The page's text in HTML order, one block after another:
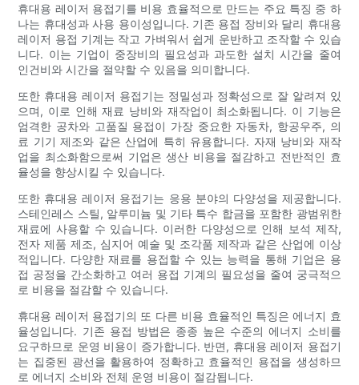
휴대용 레이저 용접기를 비용 효율적으로 만드는 주요 특징 중 하
나는 휴대성과 사용 용이성입니다. 기존 용접 장비와 달리 휴대용
레이저 용접 기계는 작고 가벼워서 쉽게 운반하고 조작할 수 있습
니다. 이는 기업이 중장비의 필요성과 과도한 설치 시간을 줄여
인건비와 시간을 절약할 수 있음을 의미합니다.
또한 휴대용 레이저 용접기는 정밀성과 정확성으로 잘 알려져 있
으며, 이로 인해 재료 낭비와 재작업이 최소화됩니다. 이 기능은
엄격한 공차와 고품질 용접이 가장 중요한 자동차, 항공우주, 의
료 기기 제조와 같은 산업에 특히 유용합니다. 자재 낭비와 재작
업을 최소화함으로써 기업은 생산 비용을 절감하고 전반적인 효
율성을 향상시킬 수 있습니다.
또한 휴대용 레이저 용접기는 응용 분야의 다양성을 제공합니다.
스테인레스 스틸, 알루미늄 및 기타 특수 합금을 포함한 광범위한
재료에 사용할 수 있습니다. 이러한 다양성으로 인해 보석 제작,
전자 제품 제조, 심지어 예술 및 조각품 제작과 같은 산업에 이상
적입니다. 다양한 재료를 용접할 수 있는 능력을 통해 기업은 용
접 공정을 간소화하고 여러 용접 기계의 필요성을 줄여 궁극적으
로 비용을 절감할 수 있습니다.
휴대용 레이저 용접기의 또 다른 비용 효율적인 특징은 에너지 효
율성입니다. 기존 용접 방법은 종종 높은 수준의 에너지 소비를
요구하므로 운영 비용이 증가합니다. 반면, 휴대용 레이저 용접기
는 집중된 광선을 활용하여 정확하고 효율적인 용접을 생성하므
로 에너지 소비와 전체 운영 비용이 절감됩니다.